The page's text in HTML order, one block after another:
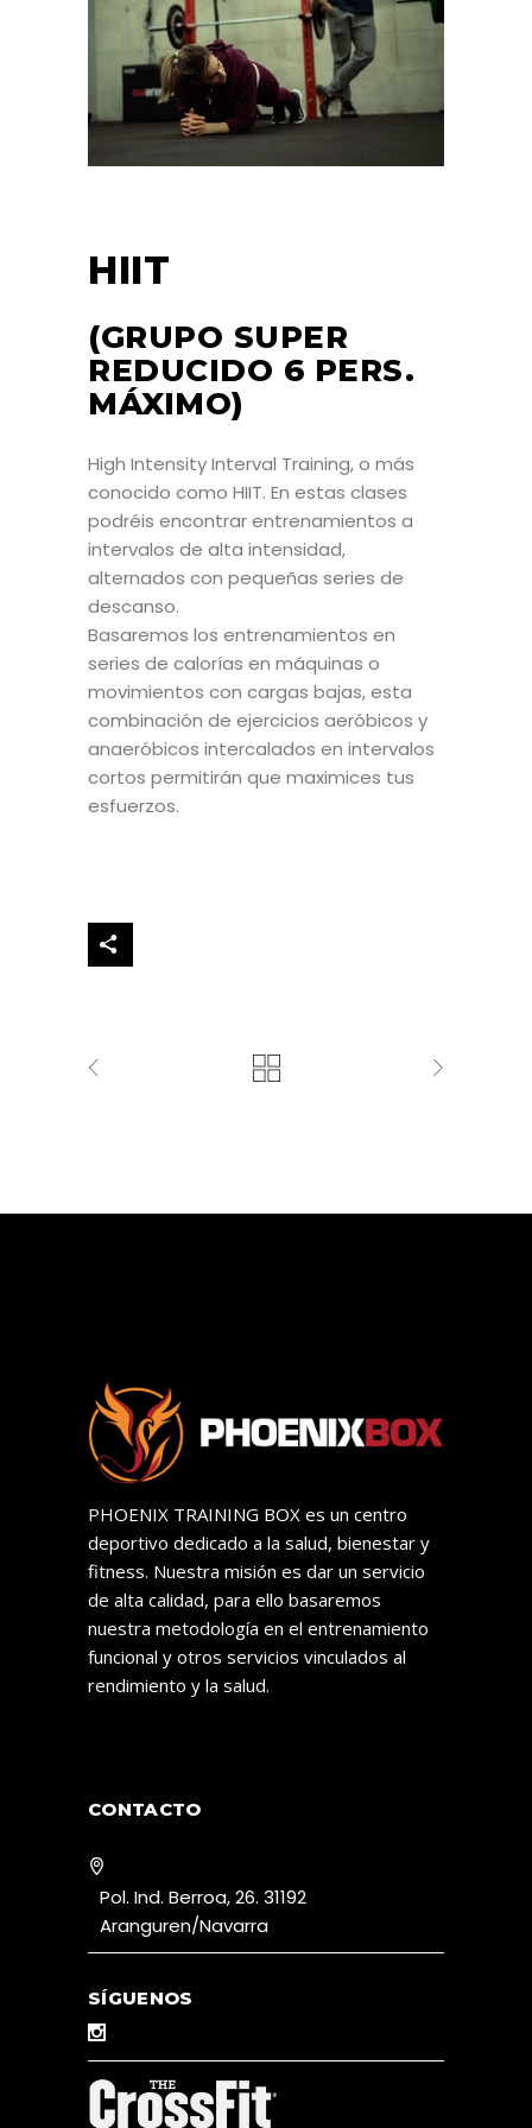
HIIT
(GRUPO SUPER
REDUCIDO 6 PERS.
MÁXIMO)
High Intensity Interval Training, o más
conocido como HIIT. En estas clases
podréis encontrar entrenamientos a
intervalos de alta intensidad,
alternados con pequeñas series de
descanso.
Basaremos los entrenamientos en
series de calorías en máquinas o
movimientos con cargas bajas, esta
combinación de ejercicios aeróbicos y
anaeróbicos intercalados en intervalos
cortos permitirán que maximices tus
esfuerzos.
PHOENIX TRAINING BOX es un centro
deportivo dedicado a la salud, bienestar y
fitness. Nuestra misión es dar un servicio
de alta calidad, para ello basaremos
nuestra metodología en el entrenamiento
funcional y otros servicios vinculados al
rendimiento y la salud.
CONTACTO
Pol. Ind. Berroa, 26. 31192
Aranguren/Navarra
SÍGUENOS